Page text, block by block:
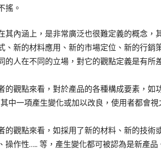
搖。
其內涵上，是非常廣泛也很難定義的概念，
、新的材料應用、新的市場定位、新的行銷
的人在不同的立場，對它的觀點定義是有所
的觀點來看，對於產品的各種構成要素，如
中一項產生變化或加以改良，使用者都會視
的觀點來看，如採用了新的材料、新的技術
操作性….. 等，產生變化都可被認為是新產品